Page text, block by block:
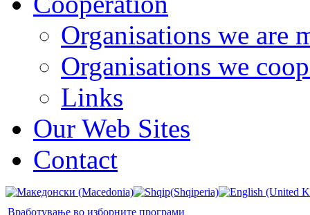
Organisations we are
Organisations we
Links
Our Web Sites
Contact
Вработување во изборните програми